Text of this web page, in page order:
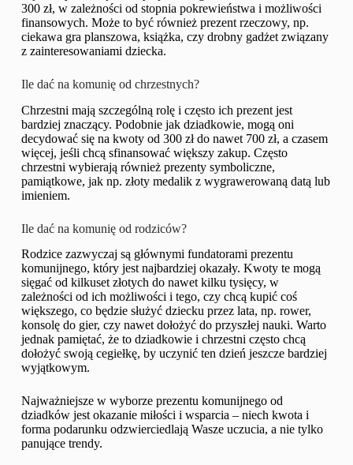
300 zł, w zależności od stopnia pokrewieństwa i możliwości
finansowych. Może to być również prezent rzeczowy, np.
ciekawa gra planszowa, książka, czy drobny gadżet związany
z zainteresowaniami dziecka.
Ile dać na komunię od chrzestnych?
Chrzestni mają szczególną rolę i często ich prezent jest
bardziej znaczący. Podobnie jak dziadkowie, mogą oni
decydować się na kwoty od 300 zł do nawet 700 zł, a czasem
więcej, jeśli chcą sfinansować większy zakup. Często
chrzestni wybierają również prezenty symboliczne,
pamiątkowe, jak np. złoty medalik z wygrawerowaną datą lub
imieniem.
Ile dać na komunię od rodziców?
Rodzice zazwyczaj są głównymi fundatorami prezentu
komunijnego, który jest najbardziej okazały. Kwoty te mogą
sięgać od kilkuset złotych do nawet kilku tysięcy, w
zależności od ich możliwości i tego, czy chcą kupić coś
większego, co będzie służyć dziecku przez lata, np. rower,
konsolę do gier, czy nawet dołożyć do przyszłej nauki. Warto
jednak pamiętać, że to dziadkowie i chrzestni często chcą
dołożyć swoją cegiełkę, by uczynić ten dzień jeszcze bardziej
wyjątkowym.
Najważniejsze w wyborze prezentu komunijnego od
dziadków jest okazanie miłości i wsparcia – niech kwota i
forma podarunku odzwierciedlają Wasze uczucia, a nie tylko
panujące trendy.